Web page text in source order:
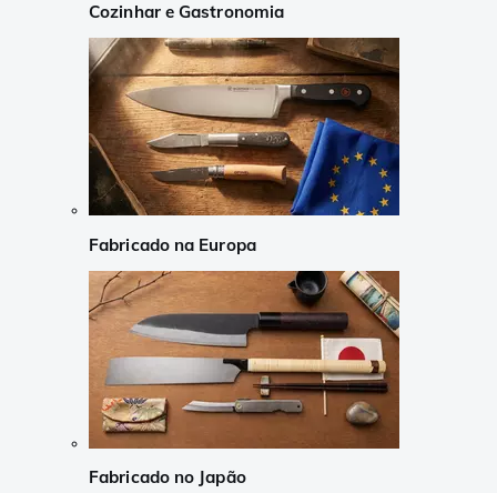
Cozinhar e Gastronomia
Fabricado na Europa
Fabricado no Japão